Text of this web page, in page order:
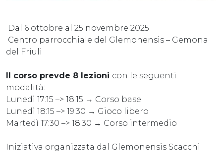
Dal 6 ottobre al 25 novembre 2025
Centro parrocchiale del Glemonensis – Gemona
del Friuli
Il corso prevde 8 lezioni con le seguenti
modalità:
Lunedì 17:15 –> 18:15 → Corso base
Lunedì 18:15 –> 19:30 → Gioco libero
Martedì 17:30 –> 18:30 → Corso intermedio
Iniziativa organizzata dal Glemonensis Scacchi